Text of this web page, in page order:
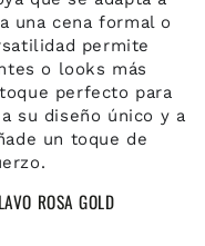
una cena formal o
permite
o looks más
perfecto para
su diseño único y a
un toque de
ROSA GOLD